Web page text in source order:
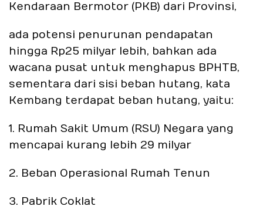
Kendaraan Bermotor (PKB) dari Provinsi,
ada potensi penurunan pendapatan
hingga Rp25 milyar lebih, bahkan ada
wacana pusat untuk menghapus BPHTB,
sementara dari sisi beban hutang, kata
Kembang terdapat beban hutang, yaitu:
1. Rumah Sakit Umum (RSU) Negara yang
mencapai kurang lebih 29 milyar
2. Beban Operasional Rumah Tenun
3. Pabrik Coklat